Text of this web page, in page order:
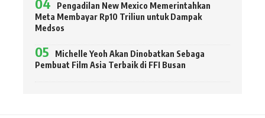
Pengadilan New Mexico Memerintahkan
Meta Membayar Rp10 Triliun untuk Dampak
Medsos
Michelle Yeoh Akan Dinobatkan Sebaga
Pembuat Film Asia Terbaik di FFI Busan